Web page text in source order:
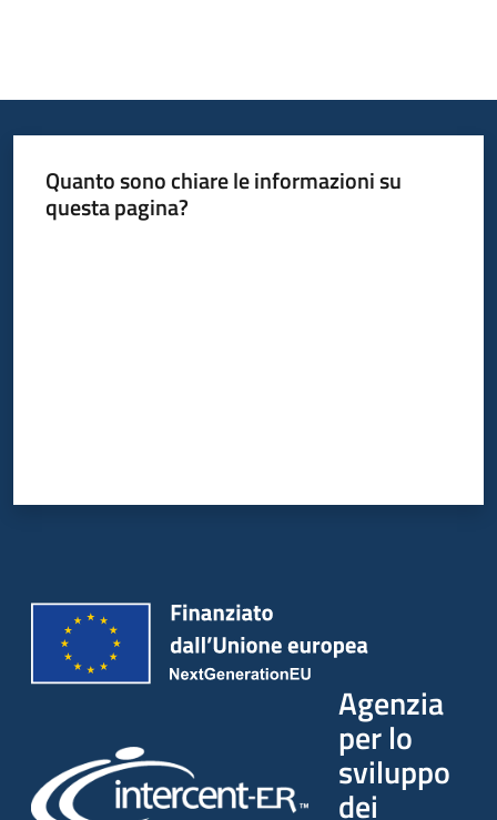
Quanto sono chiare le informazioni su
questa pagina?
Agenzia
per lo
sviluppo
dei